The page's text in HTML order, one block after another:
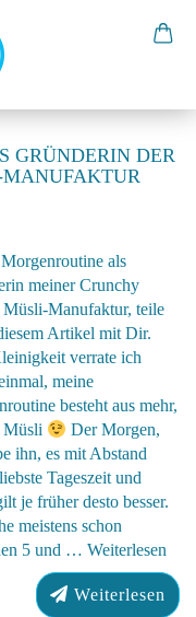
GRÜNDERIN DER
als
meiner Crunchy
Müsli-Manufaktur, teile
Artikel mit Dir.
verrate ich
meine
besteht aus mehr,
Müsli
Der Morgen,
ihn, es mit Abstand
Tageszeit und
je früher desto besser.
meistens schon
5 und … Weiterlesen
Weiterlesen